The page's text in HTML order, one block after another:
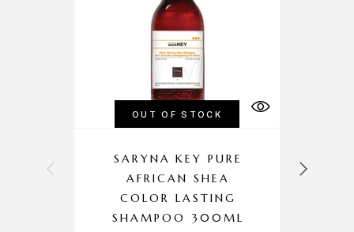
OUT OF STOCK
SARYNA KEY PURE
AFRICAN SHEA
COLOR LASTING
SHAMPOO 300ML